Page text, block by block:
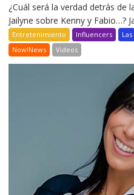
¿Cuál será la verdad detrás de
Jailyne sobre Kenny y Fabio…?
Entretenimiento Influencers
Now!News
Videos